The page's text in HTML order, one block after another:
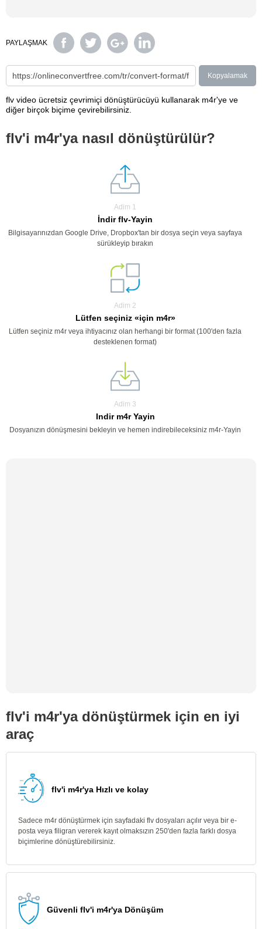
PAYLAŞMAK
Kopyalamak
flv video ücretsiz çevrimiçi dönüştürücüyü kullanarak m4r'ye ve
diğer birçok biçime çevirebilirsiniz.
flv'i m4r'ya nasıl dönüştürülür?
Adim 1
İndir flv-Yayin
Bilgisayarınızdan Google Drive, Dropbox'tan bir dosya seçin veya sayfaya
sürükleyip bırakın
Adim 2
Lütfen seçiniz «için m4r»
Lütfen seçiniz m4r veya ihtiyacınız olan herhangi bir format (100'den fazla
desteklenen format)
Adim 3
Indir m4r Yayin
Dosyanızın dönüşmesini bekleyin ve hemen indirebileceksiniz m4r-Yayin
flv'i m4r'ya dönüştürmek için en iyi
araç
flv'i m4r'ya Hızlı ve kolay
Sadece m4r dönüştürmek için sayfadaki flv dosyaları açılır veya bir e-
posta veya filigran vererek kayıt olmaksızın 250'den fazla farklı dosya
biçimlerine dönüştürebilirsiniz.
Güvenli flv'i m4r'ya Dönüşüm